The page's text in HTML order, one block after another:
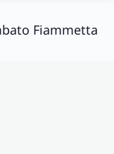
Fiammetta